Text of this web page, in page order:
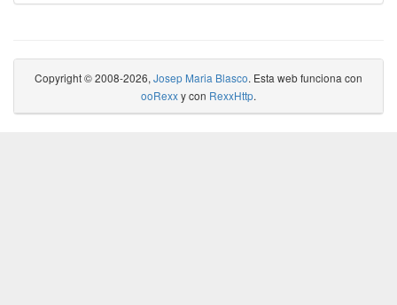
Copyright © 2008-2026, Josep Maria Blasco. Esta web funciona con
ooRexxy con RexxHttp.